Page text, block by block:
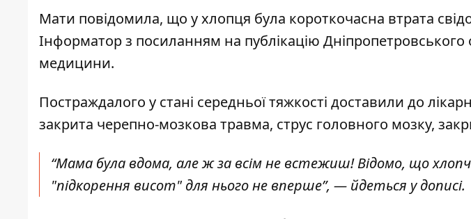
Мати повідомила, що у хлопця була короткочасна втрата
Інформатор з посиланням на публікацію
медицини.
Постраждалого у стані середньої тяжкості доставили до
закрита черепно-мозкова травма, струс головного мозку,
“Мама була вдома, але ж за всім не встежиш! Відомо, що
"підкорення висот" для нього не вперше”, — йдеться у дописі.